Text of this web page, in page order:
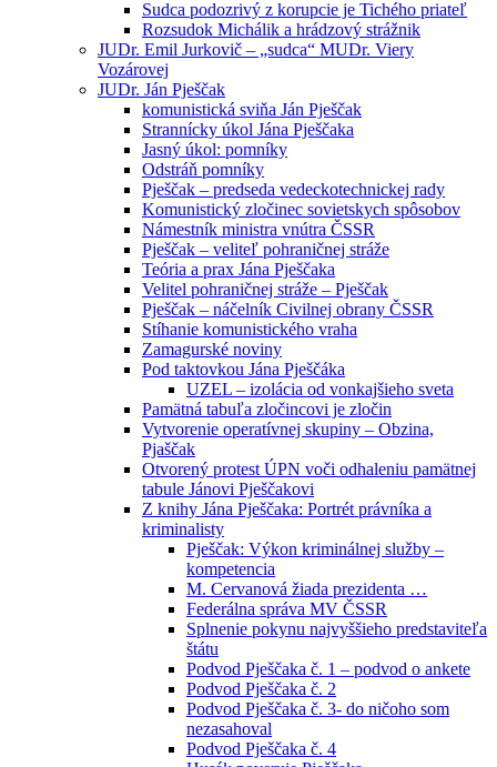
Sudca podozrivý z korupcie je Tichého priateľ
Rozsudok Michálik a hrádzový strážnik
JUDr. Emil Jurkovič – „sudca“ MUDr. Viery
Vozárovej
JUDr. Ján Pješčak
komunistická sviňa Ján Pješčak
Strannícky úkol Jána Pješčaka
Jasný úkol: pomníky
Odstráň pomníky
Pješčak – predseda vedeckotechnickej rady
Komunistický zločinec sovietskych spôsobov
Námestník ministra vnútra ČSSR
Pješčak – veliteľ pohraničnej stráže
Teória a prax Jána Pješčaka
Velitel pohraničnej stráže – Pješčak
Pješčak – náčelník Civilnej obrany ČSSR
Stíhanie komunistického vraha
Zamagurské noviny
Pod taktovkou Jána Pješčáka
UZEL – izolácia od vonkajšieho sveta
Pamätná tabuľa zločincovi je zločin
Vytvorenie operatívnej skupiny – Obzina,
Pjaščak
Otvorený protest ÚPN voči odhaleniu pamätnej
tabule Jánovi Pješčakovi
Z knihy Jána Pješčaka: Portrét právníka a
kriminalisty
Pješčak: Výkon kriminálnej služby –
kompetencia
M. Cervanová žiada prezidenta …
Federálna správa MV ČSSR
Splnenie pokynu najvyššieho predstaviteľa
štátu
Podvod Pješčaka č. 1 – podvod o ankete
Podvod Pješčaka č. 2
Podvod Pješčaka č. 3- do ničoho som
nezasahoval
Podvod Pješčaka č. 4